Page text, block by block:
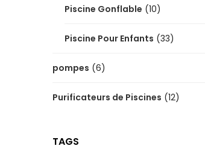
Piscine Gonflable (10)
Piscine Pour Enfants (33)
pompes (6)
Purificateurs de Piscines (12)
TAGS